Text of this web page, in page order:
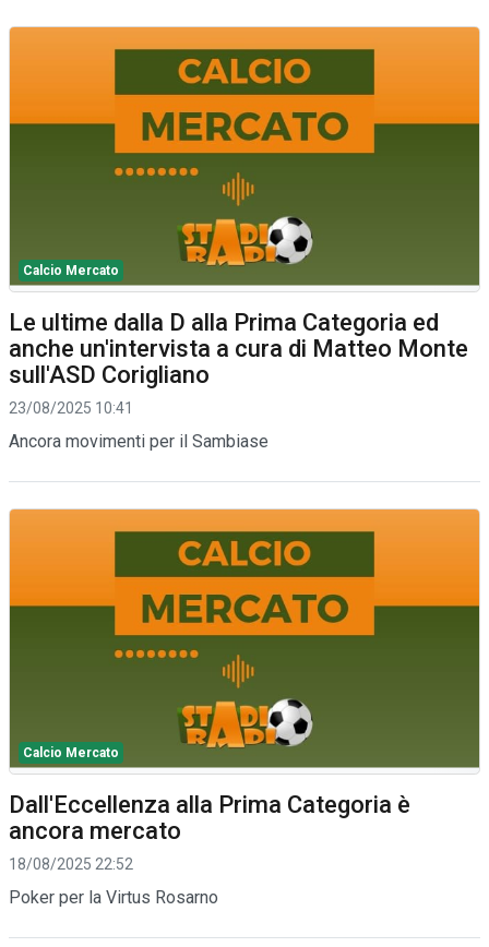
Calcio Mercato
Le ultime dalla D alla Prima Categoria ed
anche un'intervista a cura di Matteo Monte
sull'ASD Corigliano
23/08/2025 10:41
Ancora movimenti per il Sambiase
Calcio Mercato
Dall'Eccellenza alla Prima Categoria è
ancora mercato
18/08/2025 22:52
Poker per la Virtus Rosarno